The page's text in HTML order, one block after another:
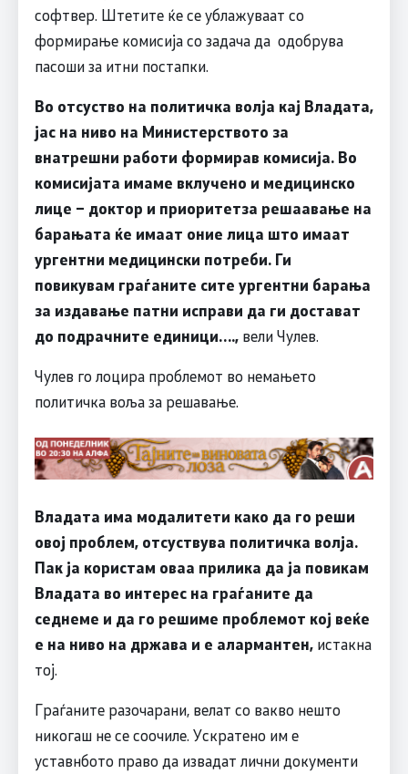
софтвер. Штетите ќе се ублажуваат со
формирање комисија со задача да одобрува
пасоши за итни постапки.
Во отсуство на политичка волја кај Владата,
јас на ниво на Министерството за
внатрешни работи формирав комисија. Во
комисијата имаме вклучено и медицинско
лице – доктор и приоритетза решаавање на
барањата ќе имаат оние лица што имаат
ургентни медицински потреби. Ги
повикувам граѓаните сите ургентни барања
за издавање патни исправи да ги достават
до подрачните единици…., вели Чулев.
Чулев го лоцира проблемот во немањето
политичка воља за решавање.
Владата има модалитети како да го реши
овој проблем, отсуствува политичка волја.
Пак ја користам оваа прилика да ја повикам
Владата во интерес на граѓаните да
седнеме и да го решиме проблемот кој веќе
е на ниво на држава и е алармантен, истакна
тој.
Граѓаните разочарани, велат со вакво нешто
никогаш не се соочиле. Ускратено им е
уставнбото право да извадат лични документи